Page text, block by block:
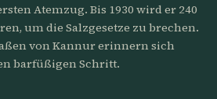
Atemzug. Bis 1930 wird er 240
um die Salzgesetze zu brechen.
von Kannur erinnern sich
barfüßigen Schritt.